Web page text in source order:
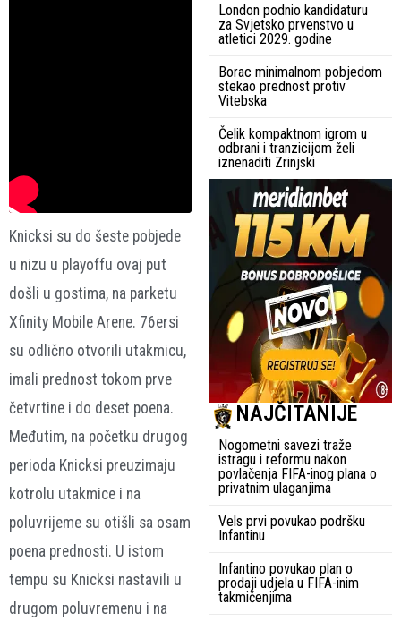
Knicksi su do šeste pobjede
u nizu u playoffu ovaj put
došli u gostima, na parketu
Xfinity Mobile Arene. 76ersi
su odlično otvorili utakmicu,
imali prednost tokom prve
četvrtine i do deset poena.
Međutim, na početku drugog
perioda Knicksi preuzimaju
kotrolu utakmice i na
poluvrijeme su otišli sa osam
poena prednosti. U istom
tempu su Knicksi nastavili u
drugom poluvremenu i na
London podnio kandidaturu
za Svjetsko prvenstvo u
atletici 2029. godine
Borac minimalnom pobjedom
stekao prednost protiv
Vitebska
Čelik kompaktnom igrom u
odbrani i tranzicijom želi
iznenaditi Zrinjski
NAJČITANIJE
Nogometni savezi traže
istragu i reformu nakon
povlačenja FIFA-inog plana o
privatnim ulaganjima
Vels prvi povukao podršku
Infantinu
Infantino povukao plan o
prodaji udjela u FIFA-inim
takmičenjima